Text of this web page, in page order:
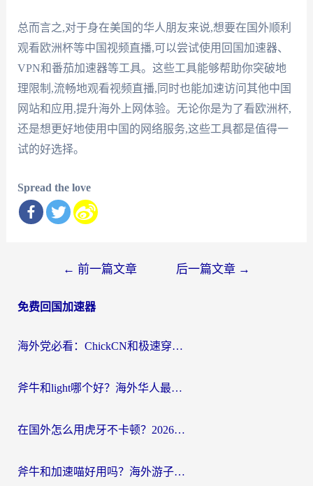
总而言之,对于身在美国的华人朋友来说,想要在国外顺利
观看欧洲杯等中国视频直播,可以尝试使用回国加速器、
VPN和番茄加速器等工具。这些工具能够帮助你突破地
理限制,流畅地观看视频直播,同时也能加速访问其他中国
网站和应用,提升海外上网体验。无论你是为了看欧洲杯,
还是想更好地使用中国的网络服务,这些工具都是值得一
试的好选择。
Spread the love
导
← 前一篇文章 后一篇文章 →
免费回国加速器
海外党必看：ChickCN和极速穿梭VPN好用吗？3招教你选对回国加速器无缝刷国内资源
斧牛和light哪个好？海外华人最关心的回国加速器选择难题，一篇讲透
在国外怎么用虎牙不卡顿？2026海外华人亲测有效的回国加速器选择指南
斧牛和加速喵好用吗？海外游子的真实选择困境